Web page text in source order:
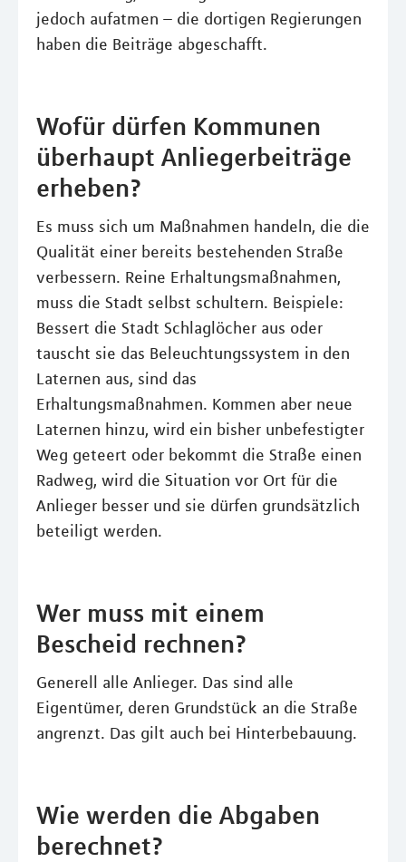
jedoch aufatmen – die dortigen Regierungen
haben die Beiträge abgeschafft.
Wofür dürfen Kommunen
überhaupt Anliegerbeiträge
erheben?
Es muss sich um Maßnahmen handeln, die die
Qualität einer bereits bestehenden Straße
verbessern. Reine Erhaltungsmaßnahmen,
muss die Stadt selbst schultern. Beispiele:
Bessert die Stadt Schlaglöcher aus oder
tauscht sie das Beleuchtungssystem in den
Laternen aus, sind das
Erhaltungsmaßnahmen. Kommen aber neue
Laternen hinzu, wird ein bisher unbefestigter
Weg geteert oder bekommt die Straße einen
Radweg, wird die Situation vor Ort für die
Anlieger besser und sie dürfen grundsätzlich
beteiligt werden.
Wer muss mit einem
Bescheid rechnen?
Generell alle Anlieger. Das sind alle
Eigentümer, deren Grundstück an die Straße
angrenzt. Das gilt auch bei Hinterbebauung.
Wie werden die Abgaben
berechnet?